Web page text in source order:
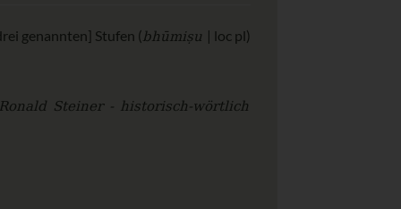
genannten] Stufen (bhūmiṣu | loc pl)
Steiner - historisch-wörtlich